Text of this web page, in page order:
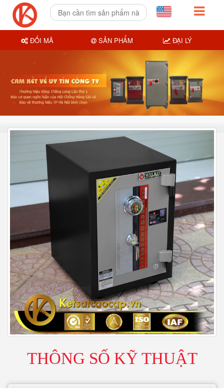
THÔNG SỐ KỸ THUẬT
ĐỔI MÃ SẢN PHẨM ĐẠI LÝ